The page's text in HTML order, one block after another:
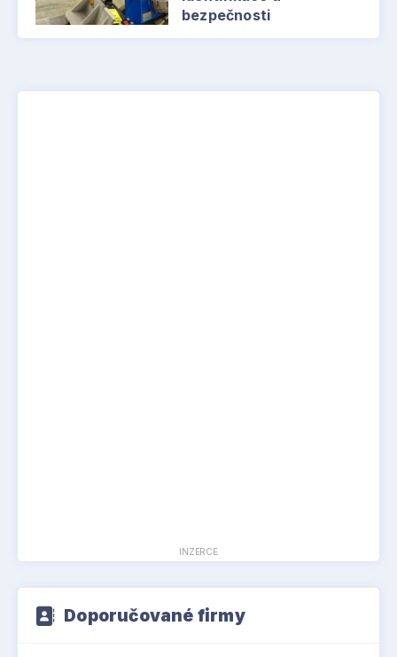
bezpečnosti
INZERCE
Doporučované firmy